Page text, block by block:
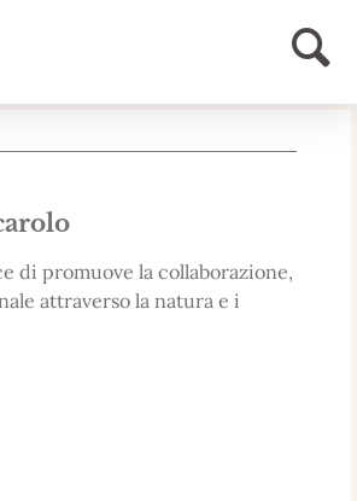
di promuove la collaborazione,
attraverso la natura e i